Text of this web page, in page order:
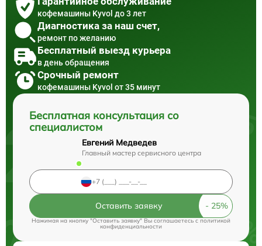
кофемашины Kyvol до 3 лет
Диагностика за наш счет,
ремонт по желанию
Бесплатный выезд курьера
в день обращения
Срочный ремонт
кофемашины Kyvol от 35 минут
Бесплатная консультация со
специалистом
Евгений Медведев
Главный мастер сервисного центра
Оставить заявку
Нажимая на кнопку "Оставить заявку" Вы соглашаетесь cполитикой
конфиденциальности